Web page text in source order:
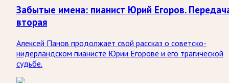
Забытые имена: пианист Юрий Егоров.
вторая
Алексей Панов продолжает свой рассказ о советско-
нидерландском пианисте Юрии Егорове и его трагической
судьбе.